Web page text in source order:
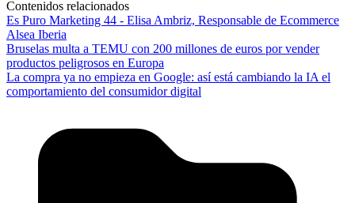
Contenidos relacionados
Es Puro Marketing 44 - Elisa Ambriz, Responsable de Ecommerce
Alsea Iberia
Bruselas multa a TEMU con 200 millones de euros por vender
productos peligrosos en Europa
La compra ya no empieza en Google: así está cambiando la IA el
comportamiento del consumidor digital